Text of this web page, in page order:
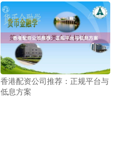
​香港配资公司推荐：正规平台与
低息方案